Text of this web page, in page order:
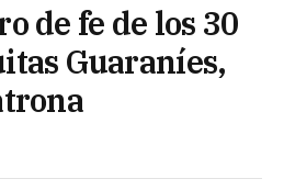
de fe de los 30
Guaraníes,